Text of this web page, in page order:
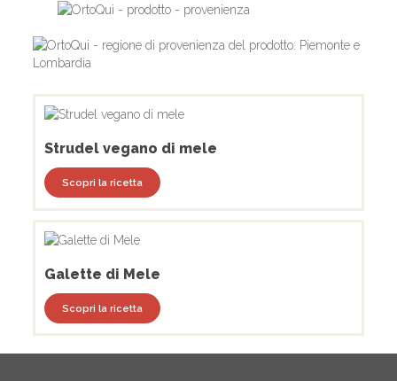
Strudel vegano di mele
Scopri la ricetta
Galette di Mele
Scopri la ricetta